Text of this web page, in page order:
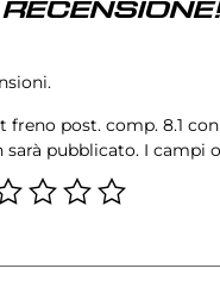
freno post. comp. 8.1
pubblicato. I campi